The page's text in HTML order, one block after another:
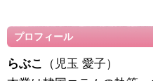
プロフィール
らぶこ
（児玉 愛子）